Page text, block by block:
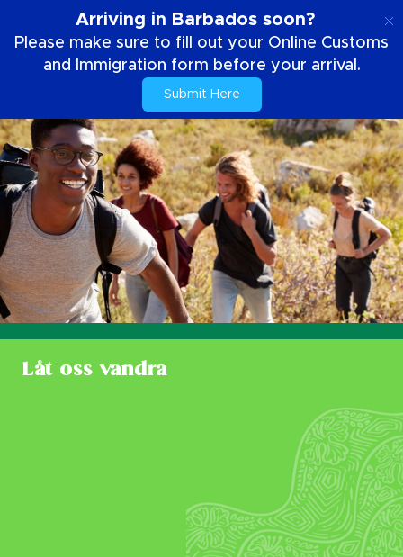
Arriving in Barbados soon?
Please make sure to fill out your Online Customs
and Immigration form before your arrival.
Submit Here
Låt oss vandra